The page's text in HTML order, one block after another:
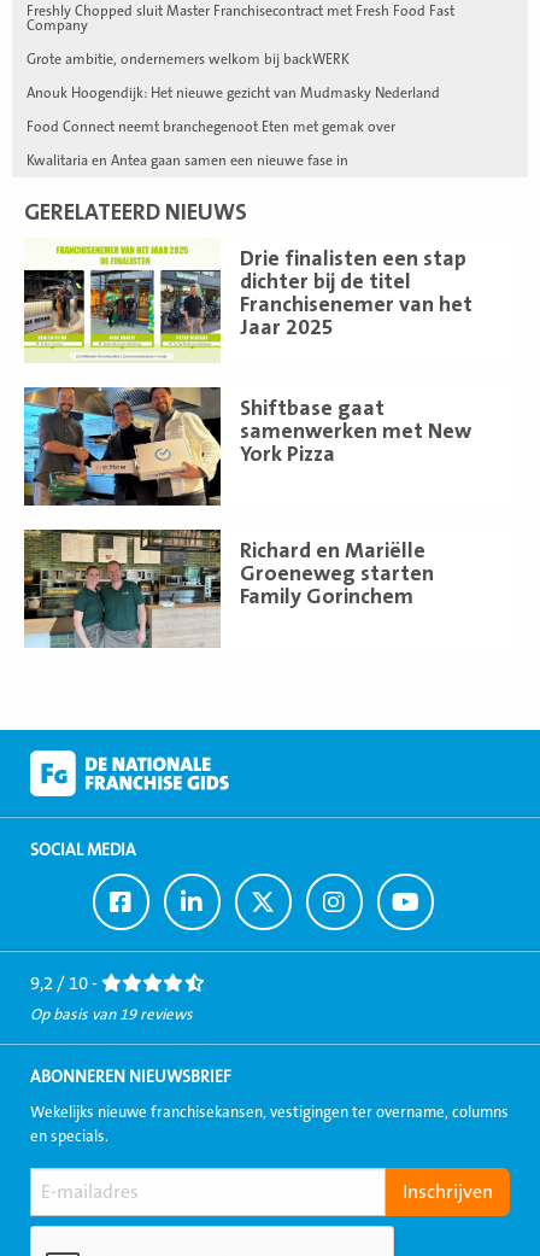
Freshly Chopped sluit Master Franchisecontract met Fresh Food Fast
Company
Grote ambitie, ondernemers welkom bij backWERK
Anouk Hoogendijk: Het nieuwe gezicht van Mudmasky Nederland
Food Connect neemt branchegenoot Eten met gemak over
Kwalitaria en Antea gaan samen een nieuwe fase in
GERELATEERD NIEUWS
Drie finalisten een stap
dichter bij de titel
Franchisenemer van het
Jaar 2025
Lees
meer
Shiftbase gaat
samenwerken met New
York Pizza
Lees
meer
Richard en Mariëlle
Groeneweg starten
Family Gorinchem
Lees
meer
SOCIAL MEDIA
Ga
naar
Facebook
Ga
naar
LinkedIn
Ga
naar
Twitter
Ga
naar
Instagram
Ga
naar
Youtube
9,2 / 10 -
Op basis van 19 reviews
ABONNEREN NIEUWSBRIEF
Wekelijks nieuwe franchisekansen, vestigingen ter overname, columns
en specials.